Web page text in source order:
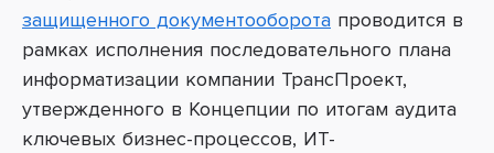
защищенного документооборота проводится в
рамках исполнения последовательного плана
информатизации компании ТрансПроект,
утвержденного в Концепции по итогам аудита
ключевых бизнес-процессов, ИТ-